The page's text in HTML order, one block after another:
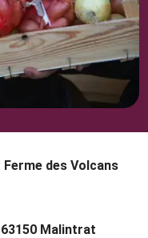
Ferme des Volcans
Malintrat